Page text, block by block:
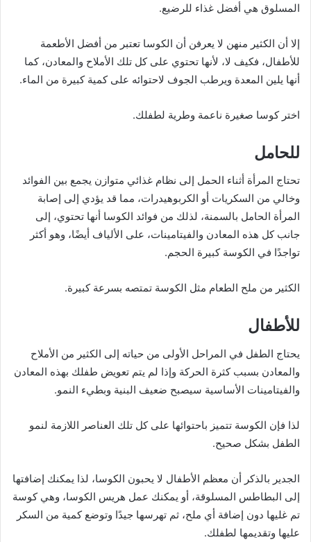
المسلوق هي أفضل غذاء للرضيع.
إلا أن الكثير منهن لا يعرفن أن الكوسا تعتبر من أفضل الأطعمة
للأطفال، فكيف لا، لأنها تحتوي على كل تلك الأملاح والمعادن، كما
أنها يلين المعدة ويرطب الجوف لاحتوائه على كمية كبيرة من الماء.
اختر كوسا صغيرة ناعمة وطرية لطفلك.
للحامل
تحتاج المرأة أثناء الحمل إلى نظام غذائي متوازن يجمع بين الفوائد
وخالي من السكريات أو الكربوهيدرات، مما قد يؤدي إلى إصابة
المرأة الحامل بالسمنة، لذلك من فوائد الكوسا أنها تحتوي، إلى
جانب كل هذه المعادن والفيتامينات، على الألياف أيضًا، وهو أكثر
تواجدًا في الكوسة كبيرة الحجم.
الكثير من ملح الطعام مثل الكوسة تمتصه بسرعة كبيرة.
للأطفال
يحتاج الطفل في المراحل الأولى من حياته إلى الكثير من الأملاح
والمعادن بسبب كثرة الحركة وإذا لم يتم تعويض طفلك بهذه المعادن
والفيتامينات الأساسية سيصبح ضعيف البنية وبطيء النمو.
لذا فإن الكوسة تتميز باحتوائها على كل تلك العناصر اللازمة لنمو
الطفل بشكل صحيح.
الجدير بالذكر أن معظم الأطفال لا يحبون الكوسا، لذا يمكنك إضافتها
إلى البطاطس المسلوقة، أو يمكنك عمل هريس الكوسا، وهي كوسة
تم غليها دون إضافة أي ملح، ثم تهرسها جيدًا وتوضع كمية من السكر
عليها وتقديمها لطفلك.